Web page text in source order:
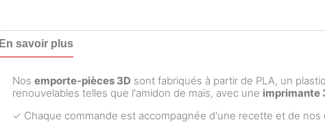
En savoir plus
Nos emporte-pièces 3D sont fabriqués à partir de PLA, un
renouvelables telles que l'amidon de maïs, avec une imprimante
✓ Chaque commande est accompagnée d'une recette et de